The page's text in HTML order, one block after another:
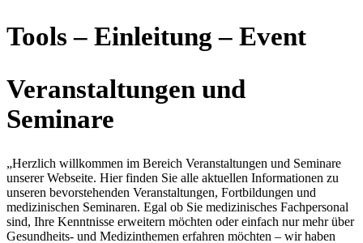
Tools – Einleitung – Event
Veranstaltungen und
Seminare
„Herzlich willkommen im Bereich Veranstaltungen und Seminare
unserer Webseite. Hier finden Sie alle aktuellen Informationen zu
unseren bevorstehenden Veranstaltungen, Fortbildungen und
medizinischen Seminaren. Egal ob Sie medizinisches Fachpersonal
sind, Ihre Kenntnisse erweitern möchten oder einfach nur mehr über
Gesundheits- und Medizinthemen erfahren möchten – wir haben